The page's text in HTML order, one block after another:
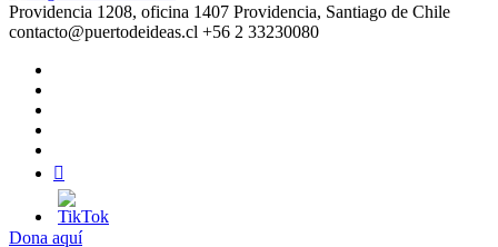
Providencia 1208, oficina 1407 Providencia, Santiago de Chile
contacto@puertodeideas.cl +56 2 33230080
Dona aquí